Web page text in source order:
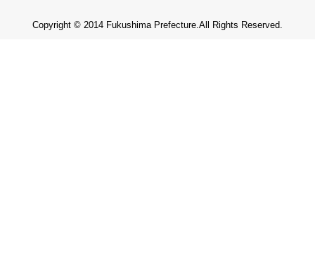
Copyright © 2014 Fukushima Prefecture.All Rights Reserved.